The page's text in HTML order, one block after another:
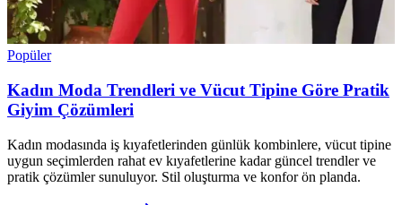
Popüler
Kadın Moda Trendleri ve Vücut Tipine Göre Pratik
Giyim Çözümleri
Kadın modasında iş kıyafetlerinden günlük kombinlere, vücut tipine
uygun seçimlerden rahat ev kıyafetlerine kadar güncel trendler ve
pratik çözümler sunuluyor. Stil oluşturma ve konfor ön planda.